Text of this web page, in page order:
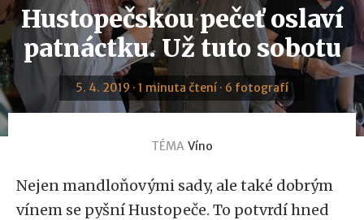
Hustopečskou pečeť oslaví
patnáctku. Už tuto sobotu
5. 4. 2019 · 1 minuta čtení · 6 fotografí
TÉMA Víno
Nejen mandloňovými sady, ale také dobrým
vínem se pyšní Hustopeče. To potvrdí hned